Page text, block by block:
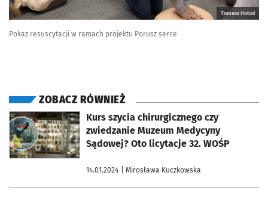
Tomasz Hołod
Pokaz resuscytacji w ramach projektu Porusz serce
ZOBACZ RÓWNIEŻ
Kurs szycia chirurgicznego czy
zwiedzanie Muzeum Medycyny
Sądowej? Oto licytacje 32. WOŚP
14.01.2024 | Mirosława Kuczkowska
otworzy się w nowej karcie